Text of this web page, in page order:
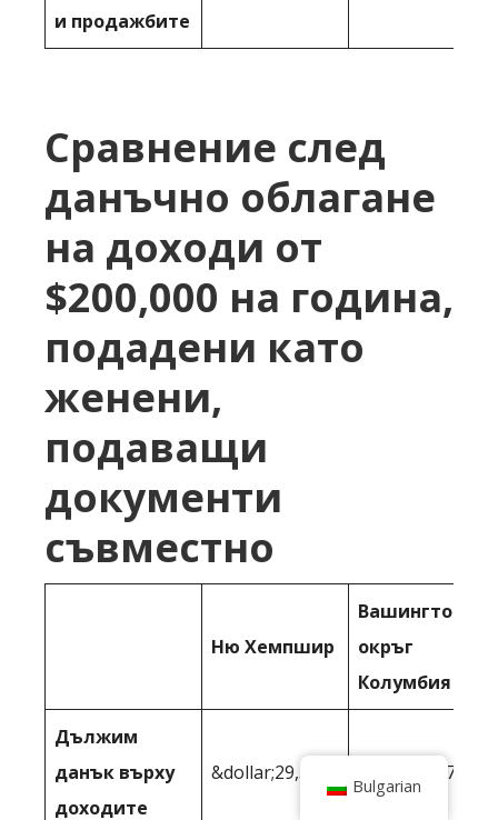
и продажбите
Сравнение след
данъчно облагане
на доходи от
$200,000 на година,
подадени като
женени,
подаващи
документи
съвместно
Ню Хемпшир
Вашингтон,
окръг
Колумбия
Дължим
данък върху
доходите
&dollar;29,536 &dollar;42,734
Bulgarian